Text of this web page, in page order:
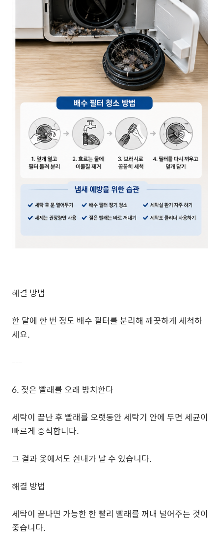
해결 방법
한 달에 한 번 정도 배수 필터를 분리해 깨끗하게 세척하
세요.
---
6. 젖은 빨래를 오래 방치한다
세탁이 끝난 후 빨래를 오랫동안 세탁기 안에 두면 세균이
빠르게 증식합니다.
그 결과 옷에서도 쉰내가 날 수 있습니다.
해결 방법
세탁이 끝나면 가능한 한 빨리 빨래를 꺼내 널어주는 것이
좋습니다.